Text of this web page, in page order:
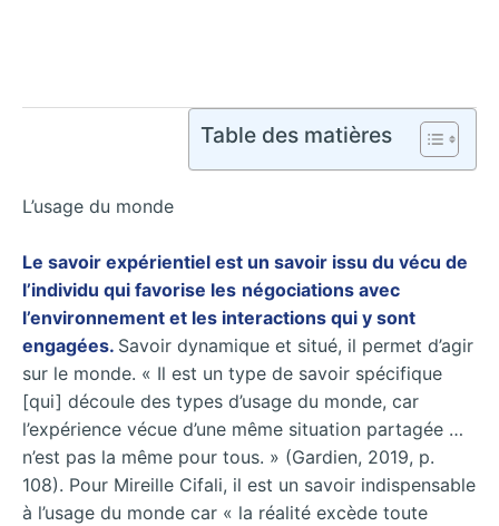
Table des matières
L’usage du monde
Le savoir expérientiel est un savoir issu du vécu de
l’individu qui favorise les négociations avec
l’environnement et les interactions qui y sont
engagées. Savoir dynamique et situé, il permet d’agir
sur le monde. « Il est un type de savoir spécifique
[qui] découle des types d’usage du monde, car
l’expérience vécue d’une même situation partagée …
n’est pas la même pour tous. » (Gardien, 2019, p.
108). Pour Mireille Cifali, il est un savoir indispensable
à l’usage du monde car « la réalité excède toute